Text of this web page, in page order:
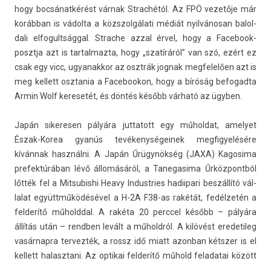
hogy bocsánatkérést várnak Strac­hétól. Az FPÖ vezetője már
korábban is vádolta a közszol­gálati médiát nyilvánosan balol­
dali el­fogultságg­al. Strac­he azzal érvel, hogy a Facebook-
posztja azt is tar­talmaz­ta, hogy „szatíráról” van szó, ezért ez
csak egy vicc, ugyanak­kor az osztrák jog­nak meg­felelő­en azt is
meg kel­lett osztania a Facebookon, hogy a bíróság be­fogad­ta
Armin Wolf keresetét, és döntés később várható az ügyben.
Japán sikeres­en pályára jut­tatott egy műhol­dat, amelyet
Észak-Korea gyanús tevékenységeinek meg­figyelésére
kívánnak használni. A Japán Űrügynökség (JAXA) Kagosima
pre­fek­túrában lévő állomásáról, a Tanegasima Űrköz­pontból
lőtték fel a Mit­subis­hi Heavy In­dust­ries hadiipari beszállító vál­
lalat együttműködésével a H-2A F38-as rakétát, fedélzetén a
fel­derítő műholdd­al. A rakéta 20 per­ccel később – pályára
állítás után – re­ndb­en levált a műholdról. A kilövést eredetileg
vasár­napra ter­vezték, a rossz idő miatt azon­ban kétszer is el
kel­lett halasztani. Az opt­ikai fel­derítő műhold feladatai között